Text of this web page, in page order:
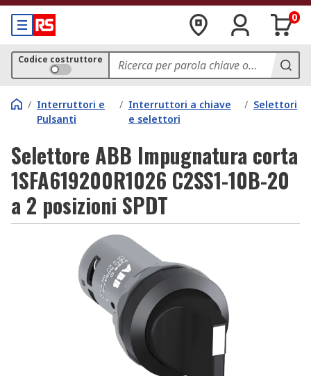
0
Codice costruttore
/ Interruttori e
Pulsanti
/ Interruttori a chiave
e selettori
/ Selettori
Selettore ABB Impugnatura corta
1SFA619200R1026 C2SS1-10B-20
a 2 posizioni SPDT